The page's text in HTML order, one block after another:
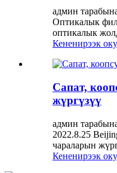
админ
Оптикалык
оптикалык
Кененирээк
Сапат,
жүргүзүү
админ
2022.8.25
чараларын
Кененирээк